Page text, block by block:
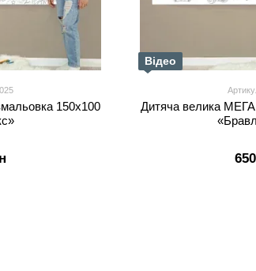
150х100
Відео
Дитяча велика